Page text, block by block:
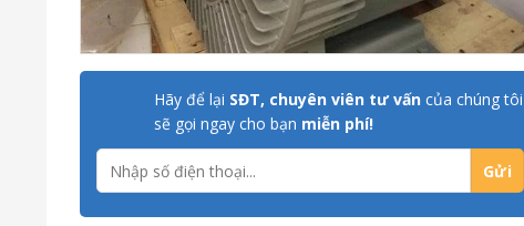
Hãy để lại SĐT, chuyên viên tư vấn của chúng tôi
sẽ gọi ngay cho bạn miễn phí!